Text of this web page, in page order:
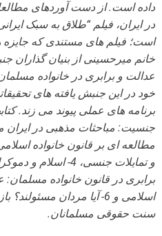
داده است. از دست آوردهای
است؛ فیلم های مستندی که جایزه
خانم میرحسینی از بنیان گذاران
عدالت و برابری در خانواده
خود در این جنبش یافته های
برابری در قانون خانواده
اسلامی و 6- آیا مردان
سنت حقوقی مسلمانان.